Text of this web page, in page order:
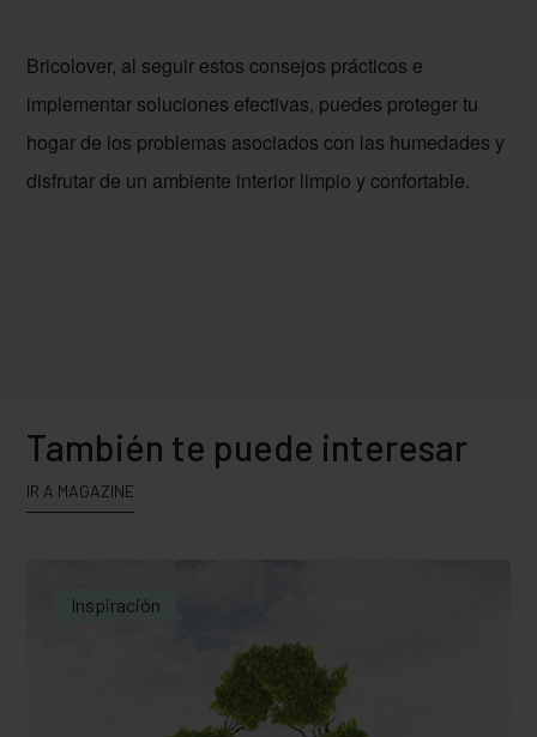
Bricolover, al seguir estos consejos prácticos e
implementar soluciones efectivas, puedes proteger tu
hogar de los problemas asociados con las humedades y
disfrutar de un ambiente interior limpio y confortable.
También te puede interesar
IR A MAGAZINE
Inspiración